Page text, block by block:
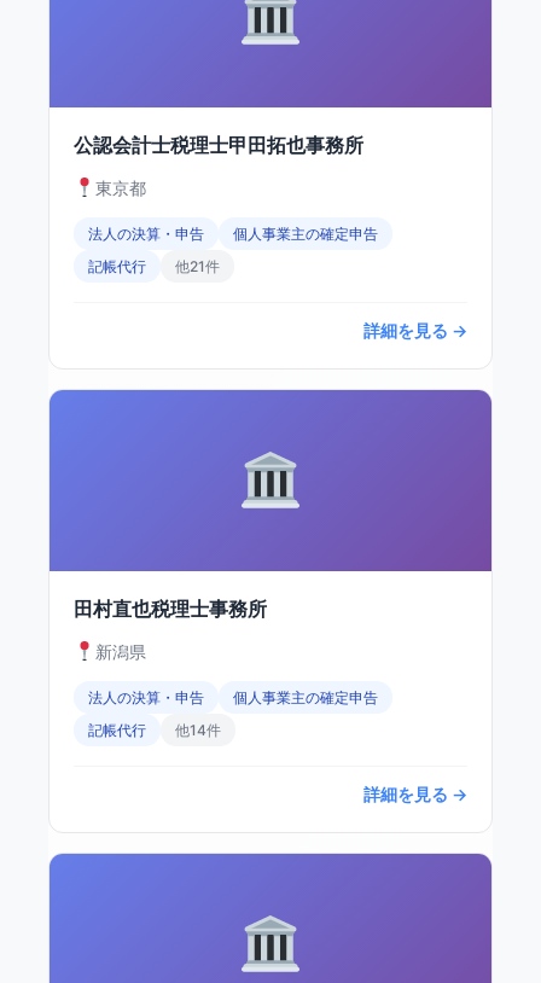
公認会計士税理士甲田拓也事務所
東京都
法人の決算・申告
個人事業主の確定申告
記帳代行
他21件
詳細を見る →
田村直也税理士事務所
新潟県
法人の決算・申告
個人事業主の確定申告
記帳代行
他14件
詳細を見る →